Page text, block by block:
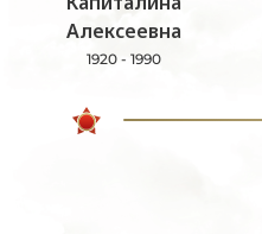
Алексеевна
1920 - 1990